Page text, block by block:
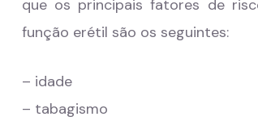
que os principais fatores de
função erétil são os seguintes:
– idade
– tabagismo